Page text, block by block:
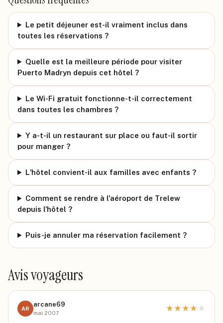
Le petit déjeuner est-il vraiment inclus dans
toutes les réservations ?
Quelle est la meilleure période pour visiter
Puerto Madryn depuis cet hôtel ?
Le Wi-Fi gratuit fonctionne-t-il correctement
dans toutes les chambres ?
Y a-t-il un restaurant sur place ou faut-il sortir
pour manger ?
L'hôtel convient-il aux familles avec enfants ?
Comment se rendre à l'aéroport de Trelew
depuis l'hôtel ?
Puis-je annuler ma réservation facilement ?
Avis voyageurs
AR
arcane69
mai 2007
★★★★ ★